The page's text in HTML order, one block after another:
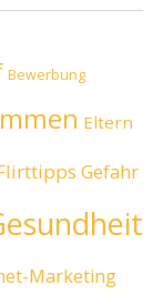
Bewerbung
Eltern
Gefahr
Marketing